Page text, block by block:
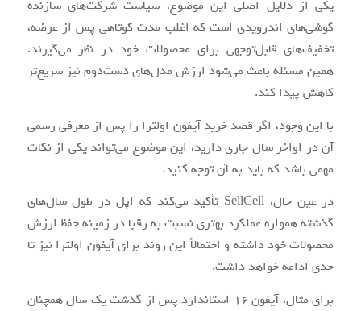
یکی از دلایل اصلی این موضوع، سیاست شرکت‌های سازنده
گوشی‌های اندرویدی است که اغلب مدت کوتاهی پس از عرضه،
تخفیف‌های قابل‌توجهی برای محصولات خود در نظر می‌گیرند.
همین مسئله باعث می‌شود ارزش مدل‌های دست‌دوم نیز سریع‌تر
کاهش پیدا کند.
با این وجود، اگر قصد خرید آیفون اولترا را پس از معرفی رسمی
آن در اواخر سال جاری دارید، این موضوع می‌تواند یکی از نکات
مهمی باشد که باید به آن توجه کنید.
در عین حال، SellCell تأکید می‌کند که اپل در طول سال‌های
گذشته همواره عملکرد بهتری نسبت به رقبا در زمینه حفظ ارزش
محصولات خود داشته و احتمالاً این روند برای آیفون اولترا نیز تا
حدی ادامه خواهد داشت.
برای مثال، آیفون 16 استاندارد پس از گذشت یک سال همچنان